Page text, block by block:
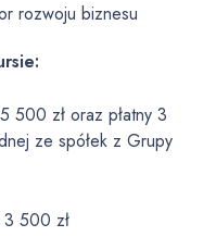
rozwoju biznesu
500 zł oraz płatny 3
ze spółek z Grupy
500 zł